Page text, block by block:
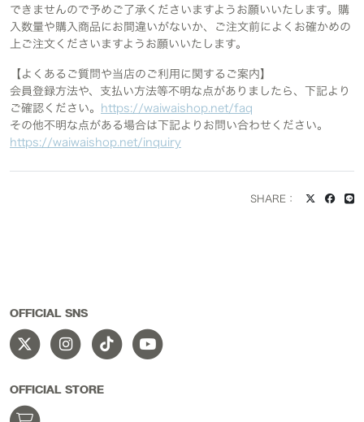
できませんので予めご了承くださいますようお願いいたします。購
入数量や購入商品にお間違いがないか、ご注文前によくお確かめの
上ご注文くださいますようお願いいたします。
【よくあるご質問や当店のご利用に関するご案内】
会員登録方法や、支払い方法等不明な点がありましたら、下記より
ご確認ください。
https://waiwaishop.net/faq
その他不明な点がある場合は下記よりお問い合わせください。
https://waiwaishop.net/inquiry
SHARE：
OFFICIAL SNS
OFFICIAL STORE